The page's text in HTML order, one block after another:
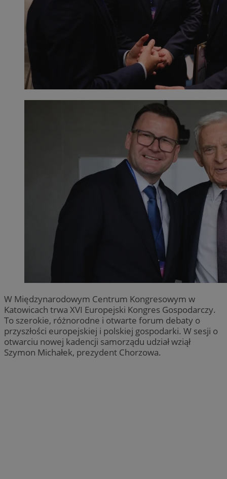
W Międzynarodowym Centrum Kongresowym w
Katowicach trwa XVI Europejski Kongres Gospodarczy.
To szerokie, różnorodne i otwarte forum debaty o
przyszłości europejskiej i polskiej gospodarki. W sesji o
otwarciu nowej kadencji samorządu udział wziął
Szymon Michałek, prezydent Chorzowa.